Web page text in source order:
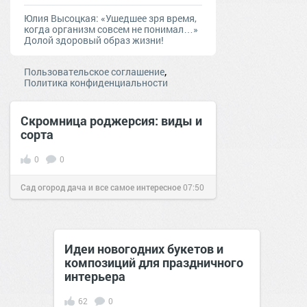
Юлия Высоцкая: «Ушедшее зря время,
когда организм совсем не понимал…»
Долой здоровый образ жизни!
Пользовательское соглашение,
Политика конфиденциальности
Скромница роджерсия: виды и
сорта
0 0
Сад огород дача и все самое интересное07:50
Идеи новогодних букетов и
композиций для праздничного
интерьера
62 0